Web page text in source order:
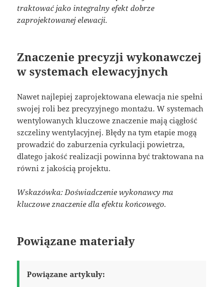
traktować jako integralny efekt dobrze
zaprojektowanej elewacji.
Znaczenie precyzji wykonawczej
w systemach elewacyjnych
Nawet najlepiej zaprojektowana elewacja nie spełni
swojej roli bez precyzyjnego montażu. W systemach
wentylowanych kluczowe znaczenie mają ciągłość
szczeliny wentylacyjnej. Błędy na tym etapie mogą
prowadzić do zaburzenia cyrkulacji powietrza,
dlatego jakość realizacji powinna być traktowana na
równi z jakością projektu.
Wskazówka: Doświadczenie wykonawcy ma
kluczowe znaczenie dla efektu końcowego.
Powiązane materiały
Powiązane artykuły: